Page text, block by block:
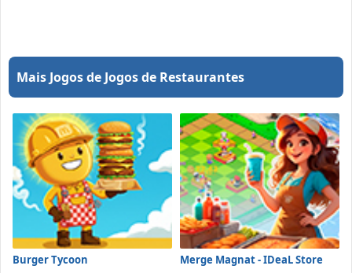
Mais Jogos de Jogos de Restaurantes
Burger Tycoon Merge Magnat - IDeaL Store